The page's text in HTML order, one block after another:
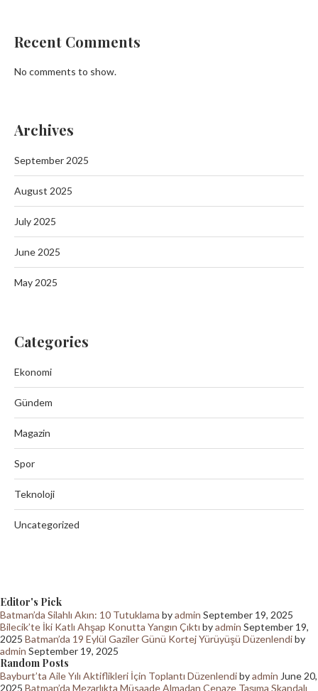
Recent Comments
No comments to show.
Archives
September 2025
August 2025
July 2025
June 2025
May 2025
Categories
Ekonomi
Gündem
Magazin
Spor
Teknoloji
Uncategorized
Editor's Pick
Batman’da Silahlı Akın: 10 Tutuklama byadmin September 19, 2025
Bilecik’te İki Katlı Ahşap Konutta Yangın Çıktı byadmin September 19,
2025 Batman’da 19 Eylül Gaziler Günü Kortej Yürüyüşü Düzenlendiby
admin September 19, 2025
Random Posts
Bayburt’ta Aile Yılı Aktiflikleri İçin Toplantı Düzenlendibyadmin June 20,
2025 Batman’da Mezarlıkta Müsaade Almadan Cenaze Taşıma Skandalı